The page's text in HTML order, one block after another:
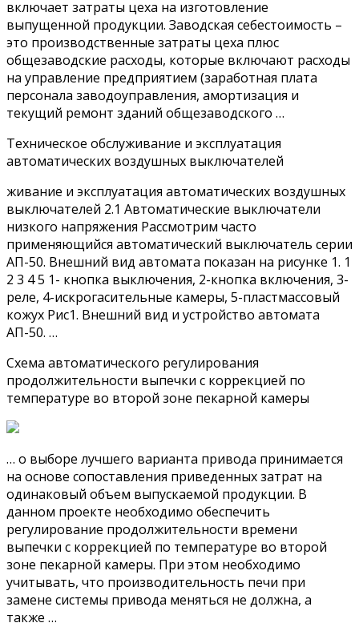
включает затраты цеха на изготовление
выпущенной продукции. Заводская себестоимость –
это производственные затраты цеха плюс
общезаводские расходы, которые включают расходы
на управление предприятием (заработная плата
персонала заводоуправления, амортизация и
текущий ремонт зданий общезаводского …
Техническое обслуживание и эксплуатация
автоматических воздушных выключателей
живание и эксплуатация автоматических воздушных
выключателей 2.1 Автоматические выключатели
низкого напряжения Рассмотрим часто
применяющийся автоматический выключатель серии
АП-50. Внешний вид автомата показан на рисунке 1. 1
2 3 4 5 1- кнопка выключения, 2-кнопка включения, 3-
реле, 4-искрогасительные камеры, 5-пластмассовый
кожух Рис1. Внешний вид и устройство автомата
АП-50. …
Схема автоматического регулирования
продолжительности выпечки с коррекцией по
температуре во второй зоне пекарной камеры
… о выборе лучшего варианта привода принимается
на основе сопоставления приведенных затрат на
одинаковый объем выпускаемой продукции. В
данном проекте необходимо обеспечить
регулирование продолжительности времени
выпечки с коррекцией по температуре во второй
зоне пекарной камеры. При этом необходимо
учитывать, что производительность печи при
замене системы привода меняться не должна, а
также …